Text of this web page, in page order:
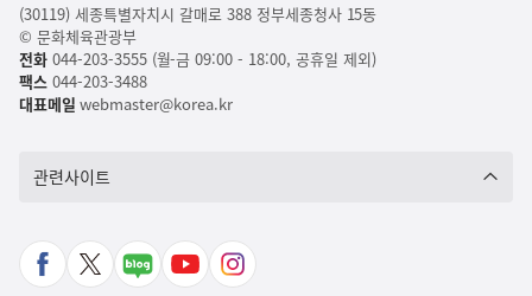
(30119) 세종특별자치시 갈매로 388 정부세종청사 15동
© 문화체육관광부
전화044-203-3555 (월-금 09:00 - 18:00, 공휴일 제외)
팩스044-203-3488
대표메일 webmaster@korea.kr
관련사이트
페
X
네
유
인